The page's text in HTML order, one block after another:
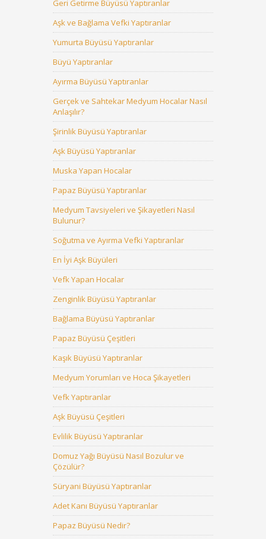
Geri Getirme Büyüsü Yaptıranlar
Aşk ve Bağlama Vefki Yaptıranlar
Yumurta Büyüsü Yaptıranlar
Büyü Yaptıranlar
Ayırma Büyüsü Yaptıranlar
Gerçek ve Sahtekar Medyum Hocalar Nasıl
Anlaşılır?
Şirinlik Büyüsü Yaptıranlar
Aşk Büyüsü Yaptıranlar
Muska Yapan Hocalar
Papaz Büyüsü Yaptıranlar
Medyum Tavsiyeleri ve Şikayetleri Nasıl
Bulunur?
Soğutma ve Ayırma Vefki Yaptıranlar
En İyi Aşk Büyüleri
Vefk Yapan Hocalar
Zenginlik Büyüsü Yaptıranlar
Bağlama Büyüsü Yaptıranlar
Papaz Büyüsü Çeşitleri
Kaşık Büyüsü Yaptıranlar
Medyum Yorumları ve Hoca Şikayetleri
Vefk Yaptıranlar
Aşk Büyüsü Çeşitleri
Evlilik Büyüsü Yaptıranlar
Domuz Yağı Büyüsü Nasıl Bozulur ve
Çözülür?
Süryani Büyüsü Yaptıranlar
Adet Kanı Büyüsü Yaptıranlar
Papaz Büyüsü Nedir?